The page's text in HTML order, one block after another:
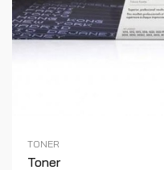
TONER
Toner